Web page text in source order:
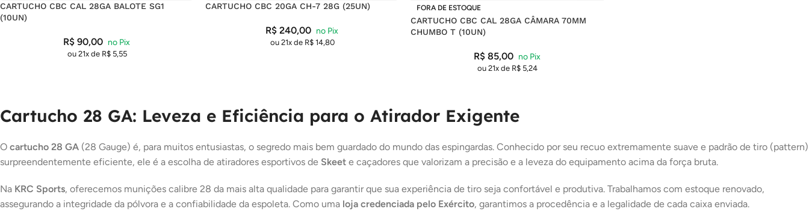
CARTUCHO CBC CAL 28GA BALOTE SG1
(10UN)
R$ 90,00
ou 21x de R$5,55
CARTUCHO CBC 20GA CH-7 28G (25UN)
R$ 240,00
ou 21x de R$14,80
FORA DE ESTOQUE
CARTUCHO CBC CAL 28GA CÂMARA 70MM
CHUMBO T (10UN)
R$ 85,00
ou 21x de R$ 5,24
Cartucho 28 GA: Leveza e Eficiência para o Atirador Exigente
O cartucho 28 GA (28 Gauge) é, para muitos entusiastas, o segredo mais bem guardado do mundo das espingardas. Conhecido por seu recuo extremamente suave e padrão de tiro (pattern)
surpreendentemente eficiente, ele é a escolha de atiradores esportivos de Skeet e caçadores que valorizam a precisão e a leveza do equipamento acima da força bruta.
Na KRC Sports, oferecemos munições calibre 28 da mais alta qualidade para garantir que sua experiência de tiro seja confortável e produtiva. Trabalhamos com estoque renovado,
assegurando a integridade da pólvora e a confiabilidade da espoleta. Como uma loja credenciada pelo Exército, garantimos a procedência e a legalidade de cada caixa enviada.